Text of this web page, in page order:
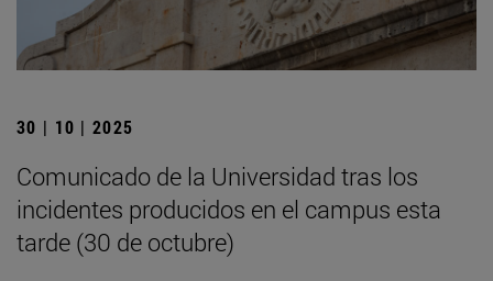
30 | 10 | 2025
Comunicado de la Universidad tras los
incidentes producidos en el campus esta
tarde (30 de octubre)